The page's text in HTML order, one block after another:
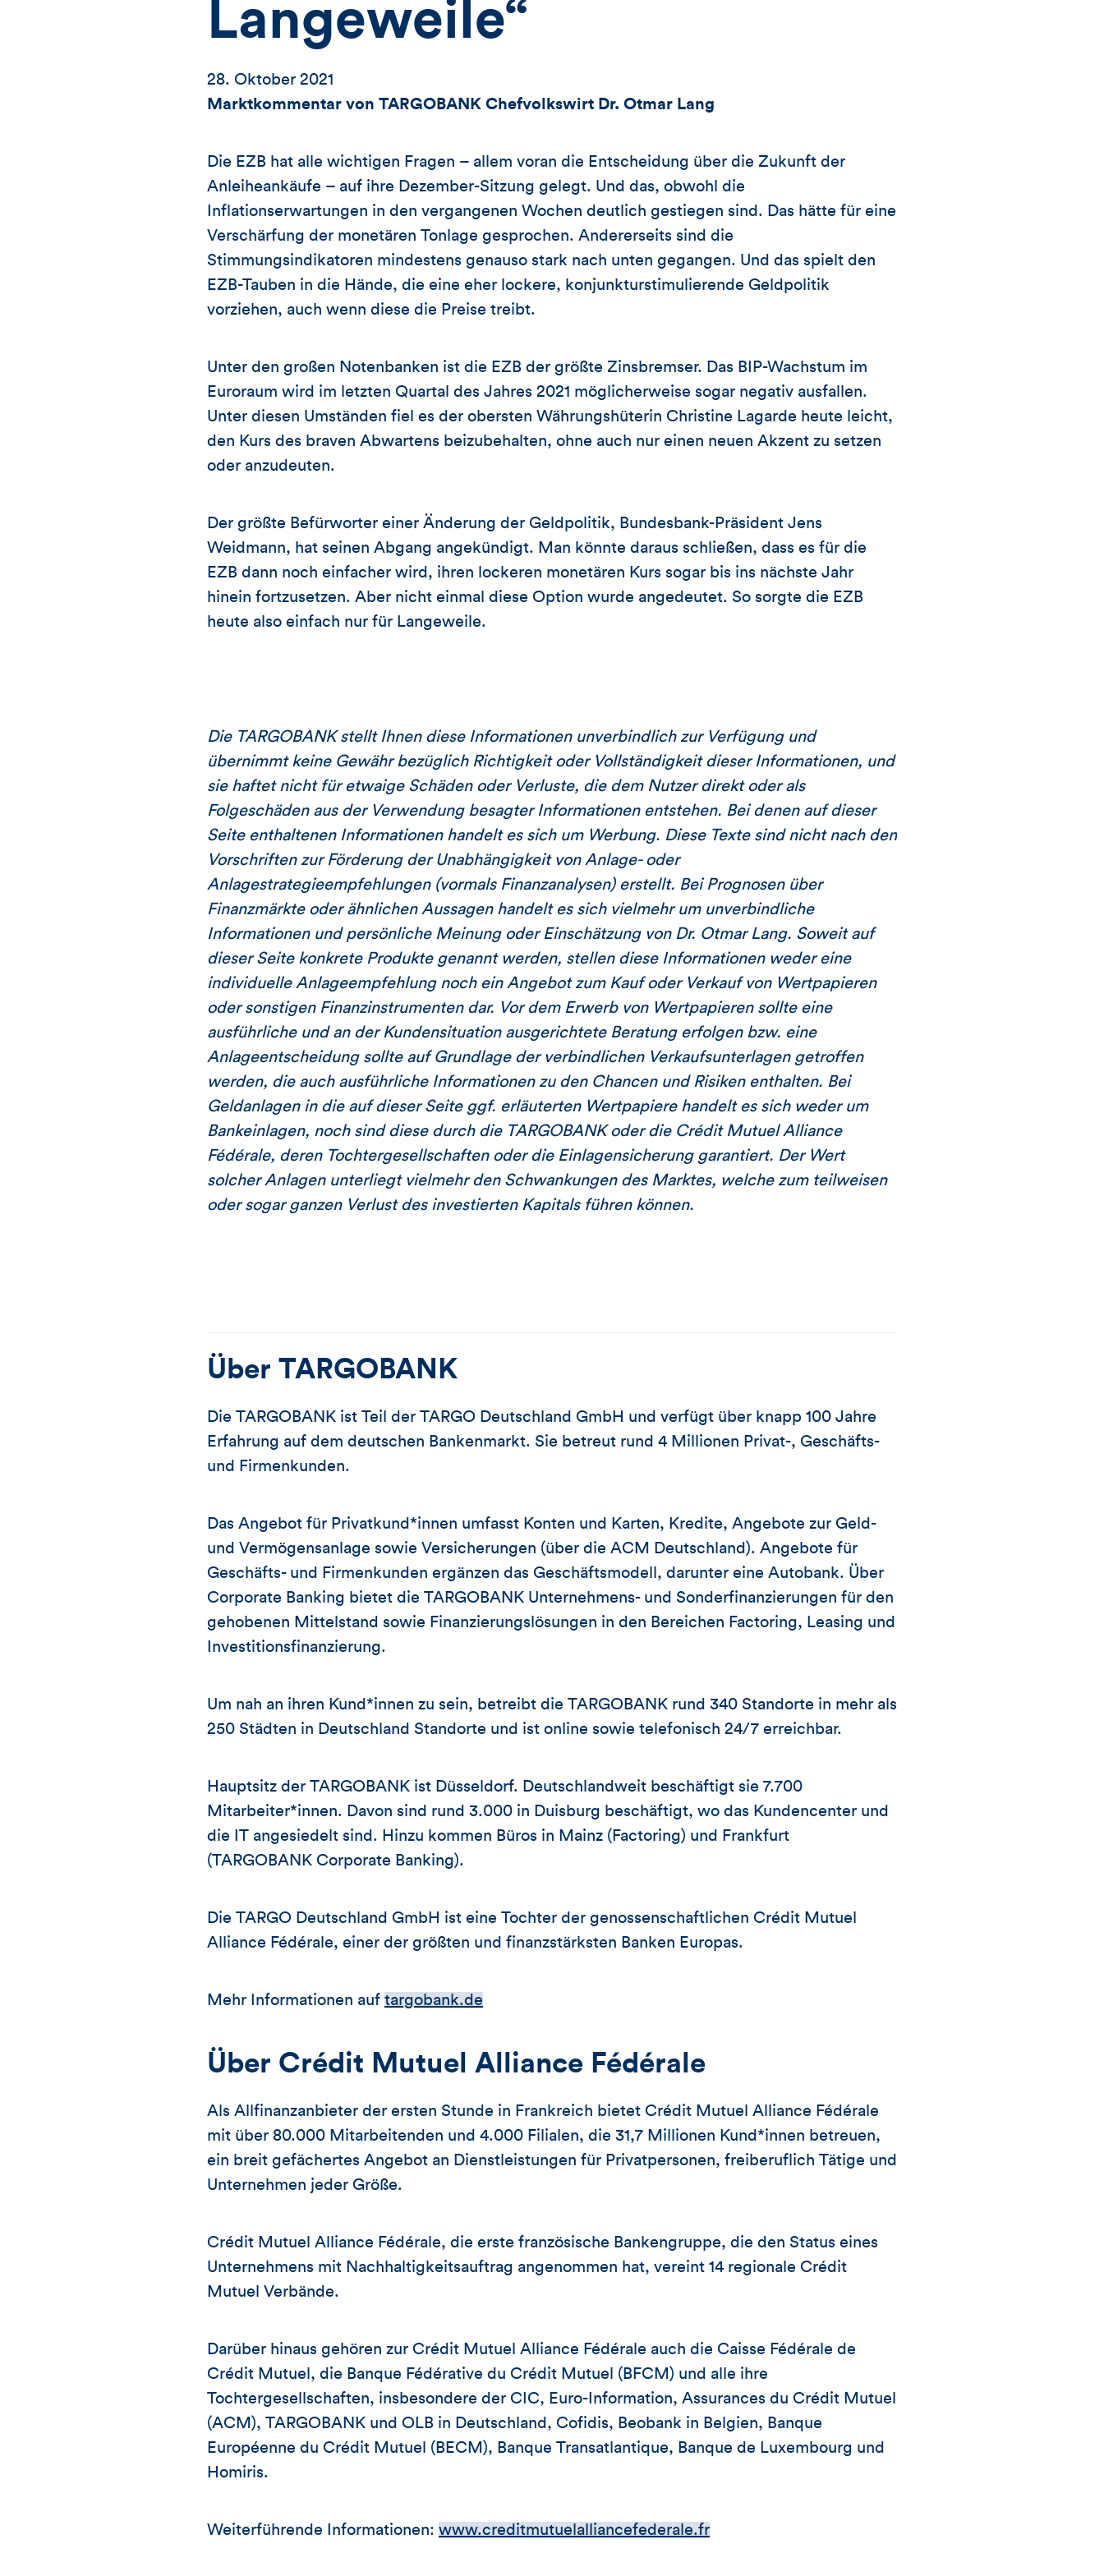
Langeweile“
28. Oktober 2021
Marktkommentar von TARGOBANK Chefvolkswirt Dr. Otmar Lang
Die EZB hat alle wichtigen Fragen – allem voran die Entscheidung über die Zukunft der
Anleiheankäufe – auf ihre Dezember-Sitzung gelegt. Und das, obwohl die
Inflationserwartungen in den vergangenen Wochen deutlich gestiegen sind. Das hätte für eine
Verschärfung der monetären Tonlage gesprochen. Andererseits sind die
Stimmungsindikatoren mindestens genauso stark nach unten gegangen. Und das spielt den
EZB-Tauben in die Hände, die eine eher lockere, konjunkturstimulierende Geldpolitik
vorziehen, auch wenn diese die Preise treibt.
Unter den großen Notenbanken ist die EZB der größte Zinsbremser. Das BIP-Wachstum im
Euroraum wird im letzten Quartal des Jahres 2021 möglicherweise sogar negativ ausfallen.
Unter diesen Umständen fiel es der obersten Währungshüterin Christine Lagarde heute leicht,
den Kurs des braven Abwartens beizubehalten, ohne auch nur einen neuen Akzent zu setzen
oder anzudeuten.
Der größte Befürworter einer Änderung der Geldpolitik, Bundesbank-Präsident Jens
Weidmann, hat seinen Abgang angekündigt. Man könnte daraus schließen, dass es für die
EZB dann noch einfacher wird, ihren lockeren monetären Kurs sogar bis ins nächste Jahr
hinein fortzusetzen. Aber nicht einmal diese Option wurde angedeutet. So sorgte die EZB
heute also einfach nur für Langeweile.
Die TARGOBANK stellt Ihnen diese Informationen unverbindlich zur Verfügung und
übernimmt keine Gewähr bezüglich Richtigkeit oder Vollständigkeit dieser Informationen, und
sie haftet nicht für etwaige Schäden oder Verluste, die dem Nutzer direkt oder als
Folgeschäden aus der Verwendung besagter Informationen entstehen. Bei denen auf dieser
Seite enthaltenen Informationen handelt es sich um Werbung. Diese Texte sind nicht nach den
Vorschriften zur Förderung der Unabhängigkeit von Anlage- oder
Anlagestrategieempfehlungen (vormals Finanzanalysen) erstellt. Bei Prognosen über
Finanzmärkte oder ähnlichen Aussagen handelt es sich vielmehr um unverbindliche
Informationen und persönliche Meinung oder Einschätzung von Dr. Otmar Lang. Soweit auf
dieser Seite konkrete Produkte genannt werden, stellen diese Informationen weder eine
individuelle Anlageempfehlung noch ein Angebot zum Kauf oder Verkauf von Wertpapieren
oder sonstigen Finanzinstrumenten dar. Vor dem Erwerb von Wertpapieren sollte eine
ausführliche und an der Kundensituation ausgerichtete Beratung erfolgen bzw. eine
Anlageentscheidung sollte auf Grundlage der verbindlichen Verkaufsunterlagen getroffen
werden, die auch ausführliche Informationen zu den Chancen und Risiken enthalten. Bei
Geldanlagen in die auf dieser Seite ggf. erläuterten Wertpapiere handelt es sich weder um
Bankeinlagen, noch sind diese durch die TARGOBANK oder die Crédit Mutuel Alliance
Fédérale, deren Tochtergesellschaften oder die Einlagensicherung garantiert. Der Wert
solcher Anlagen unterliegt vielmehr den Schwankungen des Marktes, welche zum teilweisen
oder sogar ganzen Verlust des investierten Kapitals führen können.
Über TARGOBANK
Die TARGOBANK ist Teil der TARGO Deutschland GmbH und verfügt über knapp 100 Jahre
Erfahrung auf dem deutschen Bankenmarkt. Sie betreut rund 4 Millionen Privat-, Geschäfts-
und Firmenkunden.
Das Angebot für Privatkund*innen umfasst Konten und Karten, Kredite, Angebote zur Geld-
und Vermögensanlage sowie Versicherungen (über die ACM Deutschland). Angebote für
Geschäfts- und Firmenkunden ergänzen das Geschäftsmodell, darunter eine Autobank. Über
Corporate Banking bietet die TARGOBANK Unternehmens- und Sonderfinanzierungen für den
gehobenen Mittelstand sowie Finanzierungslösungen in den Bereichen Factoring, Leasing und
Investitionsfinanzierung.
Um nah an ihren Kund*innen zu sein, betreibt die TARGOBANK rund 340 Standorte in mehr als
250 Städten in Deutschland Standorte und ist online sowie telefonisch 24/7 erreichbar.
Hauptsitz der TARGOBANK ist Düsseldorf. Deutschlandweit beschäftigt sie 7.700
Mitarbeiter*innen. Davon sind rund 3.000 in Duisburg beschäftigt, wo das Kundencenter und
die IT angesiedelt sind. Hinzu kommen Büros in Mainz (Factoring) und Frankfurt
(TARGOBANK Corporate Banking).
Die TARGO Deutschland GmbH ist eine Tochter der genossenschaftlichen Crédit Mutuel
Alliance Fédérale, einer der größten und finanzstärksten Banken Europas.
Mehr Informationen auf targobank.de
Über Crédit Mutuel Alliance Fédérale
Als Allfinanzanbieter der ersten Stunde in Frankreich bietet Crédit Mutuel Alliance Fédérale
mit über 80.000 Mitarbeitenden und 4.000 Filialen, die 31,7 Millionen Kund*innen betreuen,
ein breit gefächertes Angebot an Dienstleistungen für Privatpersonen, freiberuflich Tätige und
Unternehmen jeder Größe.
Crédit Mutuel Alliance Fédérale, die erste französische Bankengruppe, die den Status eines
Unternehmens mit Nachhaltigkeitsauftrag angenommen hat, vereint 14 regionale Crédit
Mutuel Verbände.
Darüber hinaus gehören zur Crédit Mutuel Alliance Fédérale auch die Caisse Fédérale de
Crédit Mutuel, die Banque Fédérative du Crédit Mutuel (BFCM) und alle ihre
Tochtergesellschaften, insbesondere der CIC, Euro-Information, Assurances du Crédit Mutuel
(ACM), TARGOBANK und OLB in Deutschland, Cofidis, Beobank in Belgien, Banque
Européenne du Crédit Mutuel (BECM), Banque Transatlantique, Banque de Luxembourg und
Homiris.
Weiterführende Informationen: www.creditmutuelalliancefederale.fr